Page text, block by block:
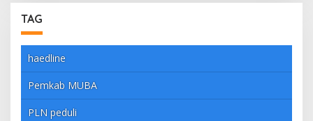
TAG
haedline
Pemkab MUBA
PLN peduli